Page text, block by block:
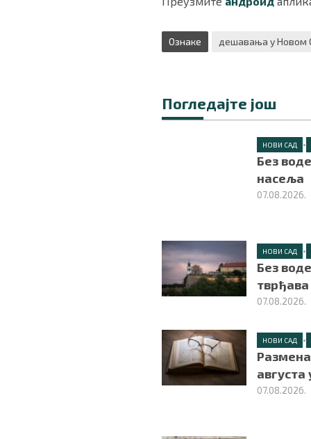
Ознаке дешавања у Новом
Погледајте још
НОВИ САД •
Без
насеља
07.08.2026.
НОВИ САД •
Без
тврђава
07.08.2026.
НОВИ САД •
07.08.2026.